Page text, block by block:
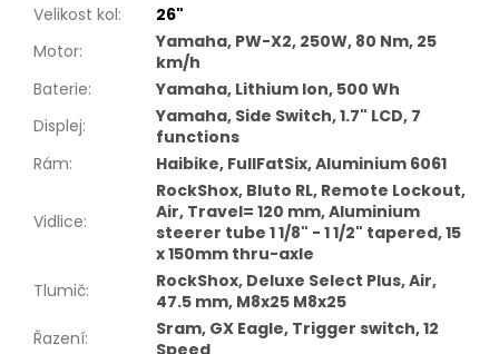
Velikost kol:
26"
Motor:
Yamaha, PW-X2, 250W, 80 Nm, 25
km/h
Baterie:
Yamaha, Lithium Ion, 500 Wh
Displej:
Yamaha, Side Switch, 1.7" LCD, 7
functions
Rám: Haibike, FullFatSix, Aluminium 6061
Vidlice:
RockShox, Bluto RL, Remote Lockout,
Air, Travel= 120 mm, Aluminium
steerer tube 1 1/8" - 1 1/2" tapered, 15
x 150mm thru-axle
Tlumič:
RockShox, Deluxe Select Plus, Air,
47.5 mm, M8x25 M8x25
Řazení:
Sram, GX Eagle, Trigger switch, 12
Speed